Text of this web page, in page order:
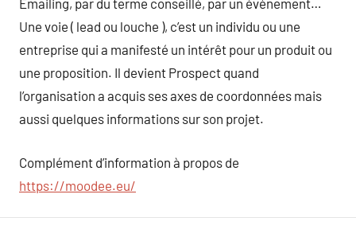
Emailing, par du terme conseillé, par un événement…
Une voie ( lead ou louche ), c’est un individu ou une
entreprise qui a manifesté un intérêt pour un produit ou
une proposition. Il devient Prospect quand
l’organisation a acquis ses axes de coordonnées mais
aussi quelques informations sur son projet.
Complément d’information à propos de
https://moodee.eu/